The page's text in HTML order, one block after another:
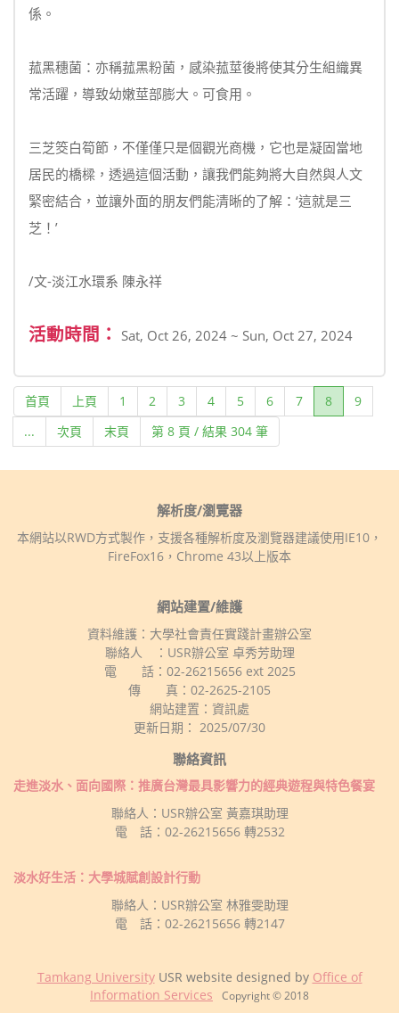
係。
菰黑穗菌：亦稱菰黑粉菌，感染菰莖後將使其分生組織異
常活躍，導致幼嫩莖部膨大。可食用。
三芝筊白筍節，不僅僅只是個觀光商機，它也是凝固當地
居民的橋樑，透過這個活動，讓我們能夠將大自然與人文
緊密結合，並讓外面的朋友們能清晰的了解：‘這就是三
芝！’
/文-淡江水環系 陳永祥
活動時間： Sat, Oct 26, 2024 ~ Sun, Oct 27, 2024
首頁 上頁 1 2 3 4 5 6 7 8(current)
9
...
次頁 末頁 第 8 頁 / 結果 304 筆
解析度/瀏覽器
本網站以RWD方式製作，支援各種解析度及瀏覽器建議使用IE10，
FireFox16，Chrome 43以上版本
網站建置/維護
資料維護：大學社會責任實踐計畫辦公室
聯絡人 ：USR辦公室 卓秀芳助理
電 話：02-26215656 ext 2025
傳 真：02-2625-2105
網站建置：資訊處
更新日期： 2025/07/30
聯絡資訊
走進淡水、面向國際：推廣台灣最具影響力的經典遊程與特色餐宴
聯絡人：USR辦公室 黃嘉琪助理
電 話：02-26215656 轉2532
淡水好生活：大學城賦創設計行動
聯絡人：USR辦公室 林雅雯助理
電 話：02-26215656 轉2147
Tamkang UniversityUSR website designed by Office of
Information Services
Copyright © 2018